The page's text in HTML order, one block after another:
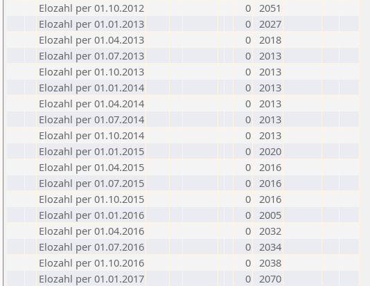
Elozahl per 01.10.2012
0 2051
Elozahl per 01.01.2013
0 2027
Elozahl per 01.04.2013
0 2018
Elozahl per 01.07.2013
0 2013
Elozahl per 01.10.2013
0 2013
Elozahl per 01.01.2014
0 2013
Elozahl per 01.04.2014
0 2013
Elozahl per 01.07.2014
0 2013
Elozahl per 01.10.2014
0 2013
Elozahl per 01.01.2015
0 2020
Elozahl per 01.04.2015
0 2016
Elozahl per 01.07.2015
0 2016
Elozahl per 01.10.2015
0 2016
Elozahl per 01.01.2016
0 2005
Elozahl per 01.04.2016
0 2032
Elozahl per 01.07.2016
0 2034
Elozahl per 01.10.2016
0 2038
Elozahl per 01.01.2017
0 2070